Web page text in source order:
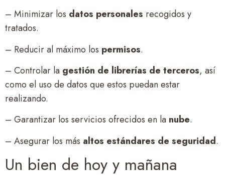
– Minimizar los datos personales recogidos y
tratados.
– Reducir al máximo los permisos.
– Controlar la gestión de librerías de terceros, así
como el uso de datos que estos puedan estar
realizando.
– Garantizar los servicios ofrecidos en la nube.
– Asegurar los más altos estándares de seguridad.
Un bien de hoy y mañana